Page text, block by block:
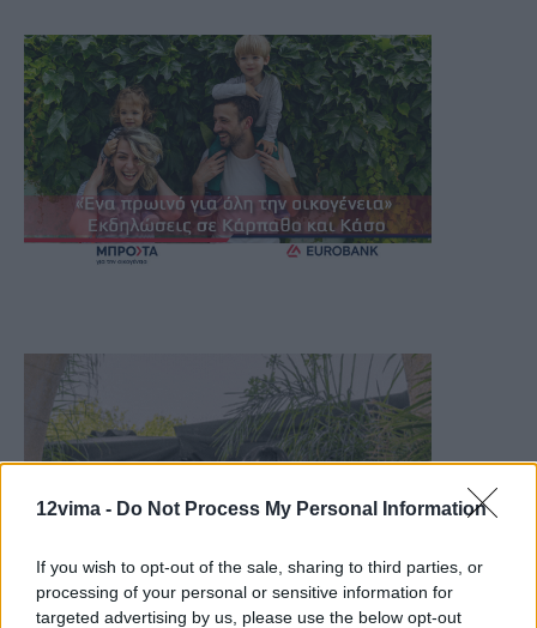
12vima - Do Not Process My Personal Information
If you wish to opt-out of the sale, sharing to third parties, or
processing of your personal or sensitive information for
targeted advertising by us, please use the below opt-out